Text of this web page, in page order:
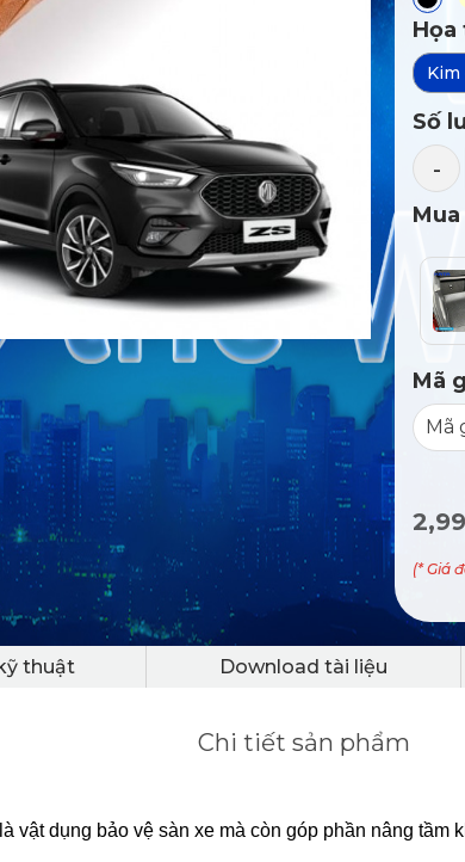
Kim
Số
-
Mã
(* Giá
thuật Download tài liệu
Chi tiết sản phẩm
vật dụng bảo vệ sàn xe mà còn góp phần nâng